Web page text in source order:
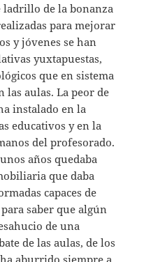
de la bonanza
para mejorar
y jóvenes se han
yuxtapuestas,
que en sistema
las aulas. La peor de
instalado en la
educativos y en la
del profesorado.
años quedaba
que daba
capaces de
saber que algún
de una
de las aulas, de los